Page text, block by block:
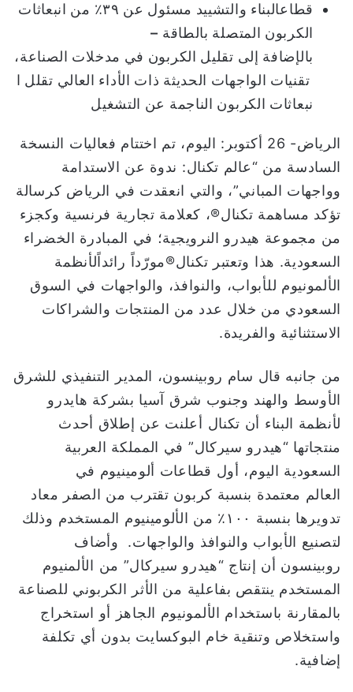
قطاعالبناء والتشييد مسئول عن ٣٩٪ من انبعاثات
الكربون المتصلة بالطاقة –
بالإضافة إلى تقليل الكربون في مدخلات الصناعة،
تقنيات الواجهات الحديثة ذات الأداء العالي تقلل ا
نبعاثات الكربون الناجمة عن التشغيل
الرياض- 26 أكتوبر: اليوم، تم اختتام فعاليات النسخة
السادسة من “عالم تكنال: ندوة عن الاستدامة
وواجهات المباني”، والتي انعقدت في الرياض كرسالة
تؤكد مساهمة تكنال®️، كعلامة تجارية فرنسية وكجزء
من مجموعة هيدرو النرويجية؛ في المبادرة الخضراء
السعودية. هذا وتعتبر تكنال®️مورّداً رائداًلأنظمة
الألمونيوم للأبواب، والنوافذ، والواجهات في السوق
السعودي من خلال عدد من المنتجات والشراكات
الاستثنائية والفريدة.
من جانبه قال سام روبينسون، المدير التنفيذي للشرق
الأوسط والهند وجنوب شرق آسيا بشركة هايدرو
لأنظمة البناء أن تكنال أعلنت عن إطلاق أحدث
منتجاتها “هيدرو سيركال” في المملكة العربية
السعودية اليوم، أول قطاعات ألومينيوم في
العالم معتمدة بنسبة كربون تقترب من الصفر معاد
تدويرها بنسبة ١٠٠٪ من الألومينيوم المستخدم وذلك
لتصنيع الأبواب والنوافذ والواجهات. وأضاف
روبينسون أن إنتاج “هيدرو سيركال” من الألمنيوم
المستخدم ينتقص بفاعلية من الأثر الكربوني للصناعة
بالمقارنة باستخدام الألمونيوم الجاهز أو استخراج
واستخلاص وتنقية خام البوكسايت بدون أي تكلفة
إضافية.